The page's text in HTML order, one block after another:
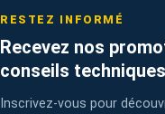
RESTEZ INFORMÉ
Recevez nos
conseils
Inscrivez-vous pour